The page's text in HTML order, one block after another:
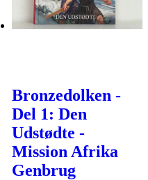
Bronzedolken -
Del 1: Den
Udstødte -
Mission Afrika
Genbrug